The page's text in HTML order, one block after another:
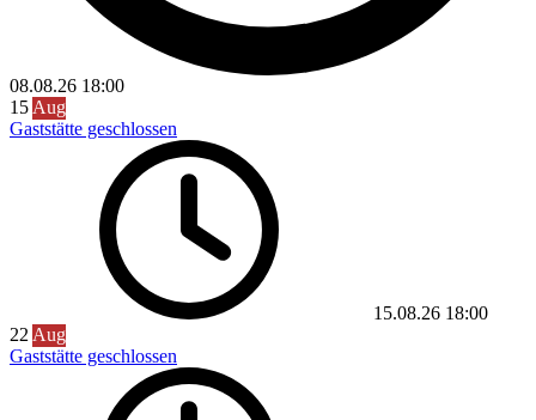
08.08.26 18:00
15 Aug
Gaststätte geschlossen
15.08.26 18:00
22 Aug
Gaststätte geschlossen